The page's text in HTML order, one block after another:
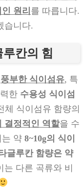
원리 를 따릅니다.
습니다.
칸의 힘
풍부한 식이섬유, 특
한 수용성 식이섬
체 식이섬유 함량의
결정적인 역할을 수
는 약 8~10g의 식이
글루칸 함량은 약
다른 곡류와 비